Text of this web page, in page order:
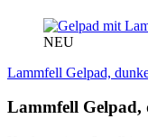
NEU
Lammfell Gelpad,
Lammfell Gelpad,